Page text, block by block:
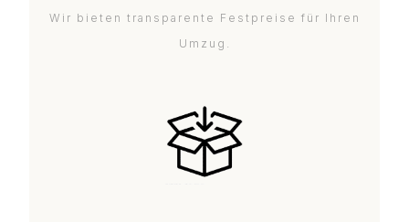
Wir bieten transparente Festpreise für Ihren
Umzug.